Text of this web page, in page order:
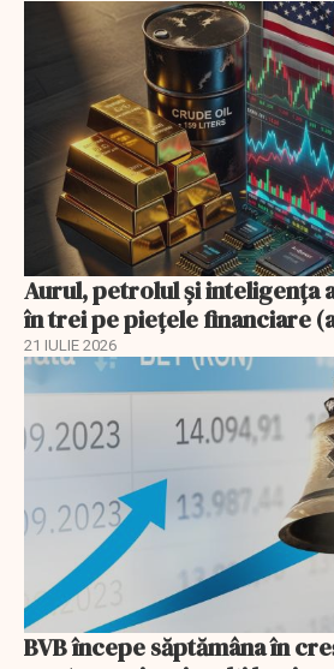
Aurul, petrolul şi inteligenţa
în trei pe piețele financiare
21 IULIE 2026
BVB începe săptămâna în